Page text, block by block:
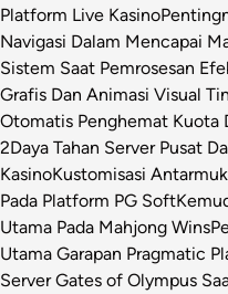
Platform Live Kasino
Navigasi Dalam Mencapai
Sistem Saat Pemrosesan
Grafis Dan Animasi Visual
Otomatis Penghemat Kuota
2Daya Tahan Server Pusat
KasinoKustomisasi
Pada Platform PG Soft
Utama Pada Mahjong Wins
Utama Garapan Pragmatic
Server Gates of Olympus